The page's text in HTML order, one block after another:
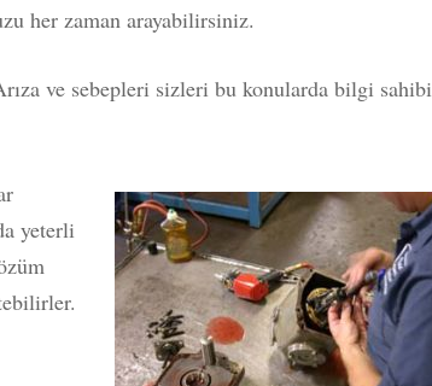
her zaman arayabilirsiniz.
ve sebepleri sizleri bu konularda bilgi sahibi
yeterli